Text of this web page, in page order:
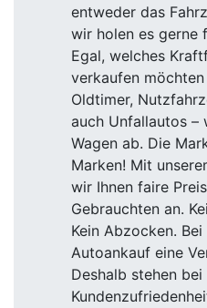
entweder das
wir holen es gerne
Egal, welches
verkaufen möchten
Oldtimer,
auch Unfallautos –
Wagen ab. Die
Marken! Mit
wir Ihnen faire
Gebrauchten an.
Kein Abzocken.
Autoankauf eine
Deshalb stehen